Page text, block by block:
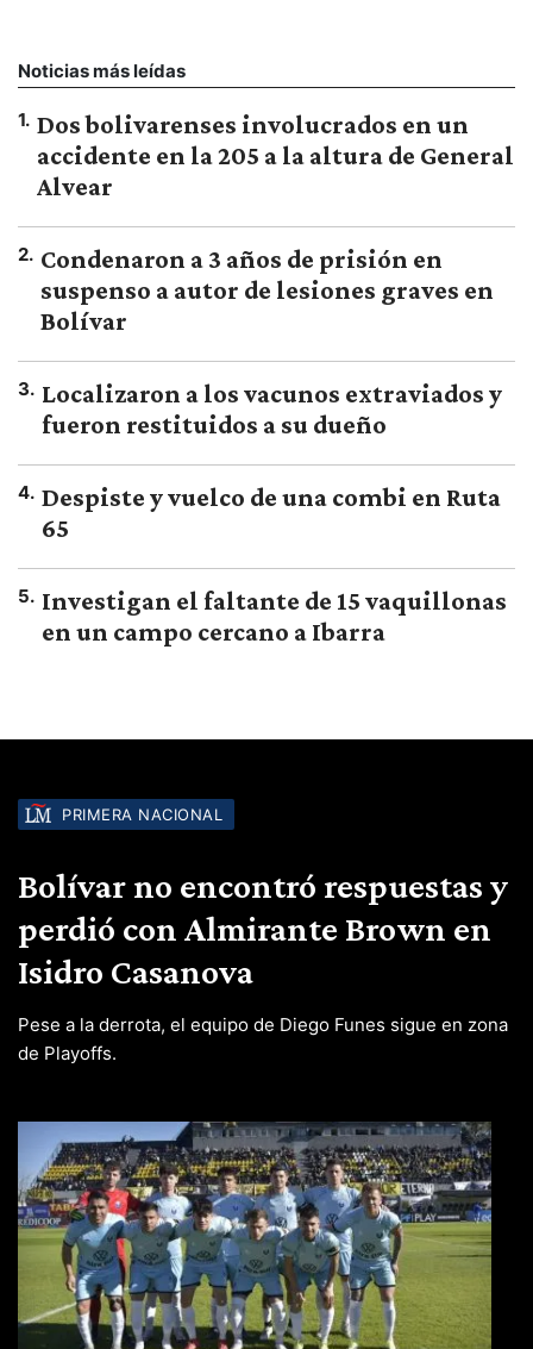
Noticias más leídas
1. Dos bolivarenses involucrados en un
accidente en la 205 a la altura de General
Alvear
2. Condenaron a 3 años de prisión en
suspenso a autor de lesiones graves en
Bolívar
3. Localizaron a los vacunos extraviados y
fueron restituidos a su dueño
4. Despiste y vuelco de una combi en Ruta
65
5. Investigan el faltante de 15 vaquillonas
en un campo cercano a Ibarra
PRIMERA NACIONAL
Bolívar no encontró respuestas y
perdió con Almirante Brown en
Isidro Casanova
Pese a la derrota, el equipo de Diego Funes sigue en zona
de Playoffs.